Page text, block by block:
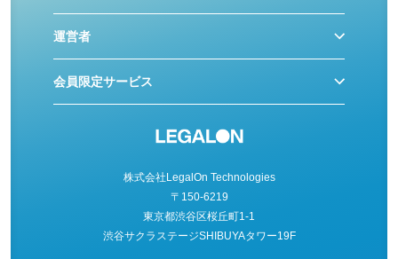
運営者
会員限定サービス
株式会社LegalOn Technologies
〒150-6219
東京都渋谷区桜丘町1-1
渋谷サクラステージSHIBUYAタワー19F